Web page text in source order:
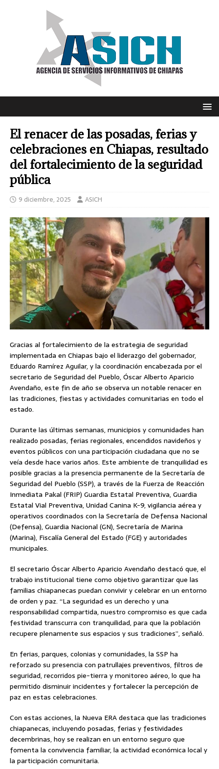
El renacer de las posadas, ferias y
celebraciones en Chiapas, resultado
del fortalecimiento de la seguridad
pública
9 diciembre, 2025 ASICH
Gracias al fortalecimiento de la estrategia de seguridad
implementada en Chiapas bajo el liderazgo del gobernador,
Eduardo Ramírez Aguilar, y la coordinación encabezada por el
secretario de Seguridad del Pueblo, Óscar Alberto Aparicio
Avendaño, este fin de año se observa un notable renacer en
las tradiciones, fiestas y actividades comunitarias en todo el
estado.
Durante las últimas semanas, municipios y comunidades han
realizado posadas, ferias regionales, encendidos navideños y
eventos públicos con una participación ciudadana que no se
veía desde hace varios años. Este ambiente de tranquilidad es
posible gracias a la presencia permanente de la Secretaría de
Seguridad del Pueblo (SSP), a través de la Fuerza de Reacción
Inmediata Pakal (FRIP) Guardia Estatal Preventiva, Guardia
Estatal Vial Preventiva, Unidad Canina K-9, vigilancia aérea y
operativos coordinados con la Secretaría de Defensa Nacional
(Defensa), Guardia Nacional (GN), Secretaría de Marina
(Marina), Fiscalía General del Estado (FGE) y autoridades
municipales.
El secretario Óscar Alberto Aparicio Avendaño destacó que, el
trabajo institucional tiene como objetivo garantizar que las
familias chiapanecas puedan convivir y celebrar en un entorno
de orden y paz. “La seguridad es un derecho y una
responsabilidad compartida, nuestro compromiso es que cada
festividad transcurra con tranquilidad, para que la población
recupere plenamente sus espacios y sus tradiciones”, señaló.
En ferias, parques, colonias y comunidades, la SSP ha
reforzado su presencia con patrullajes preventivos, filtros de
seguridad, recorridos pie-tierra y monitoreo aéreo, lo que ha
permitido disminuir incidentes y fortalecer la percepción de
paz en estas celebraciones.
Con estas acciones, la Nueva ERA destaca que las tradiciones
chiapanecas, incluyendo posadas, ferias y festividades
decembrinas, hoy se realizan en un entorno seguro que
fomenta la convivencia familiar, la actividad económica local y
la participación comunitaria.